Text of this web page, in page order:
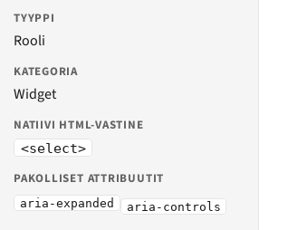
TYYPPI
Rooli
KATEGORIA
Widget
NATIIVI HTML-VASTINE
<select>
PAKOLLISET ATTRIBUUTIT
aria-expanded aria-controls